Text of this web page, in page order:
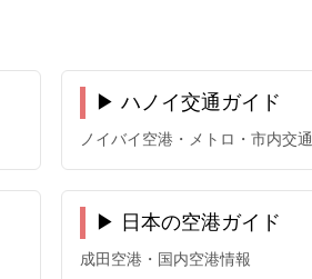
▶ ハノイ交通ガイド
ノイバイ空港・メトロ・市内交通
▶ 日本の空港ガイド
成田空港・国内空港情報